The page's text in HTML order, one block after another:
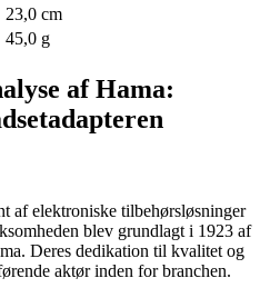
23,0 cm
45,0 g
af Hama:
af elektroniske tilbehørsløsninger
blev grundlagt i 1923 af
Deres dedikation til kvalitet og
aktør inden for branchen.